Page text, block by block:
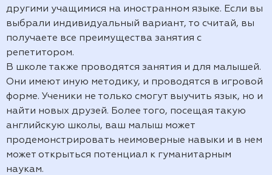
другими учащимися на иностранном языке. Если вы
выбрали индивидуальный вариант, то считай, вы
получаете все преимущества занятия с
репетитором.
В школе также проводятся занятия и для малышей.
Они имеют иную методику, и проводятся в игровой
форме. Ученики не только смогут выучить язык, но и
найти новых друзей. Более того, посещая такую
английскую школы, ваш малыш может
продемонстрировать неимоверные навыки и в нем
может открыться потенциал к гуманитарным
наукам.